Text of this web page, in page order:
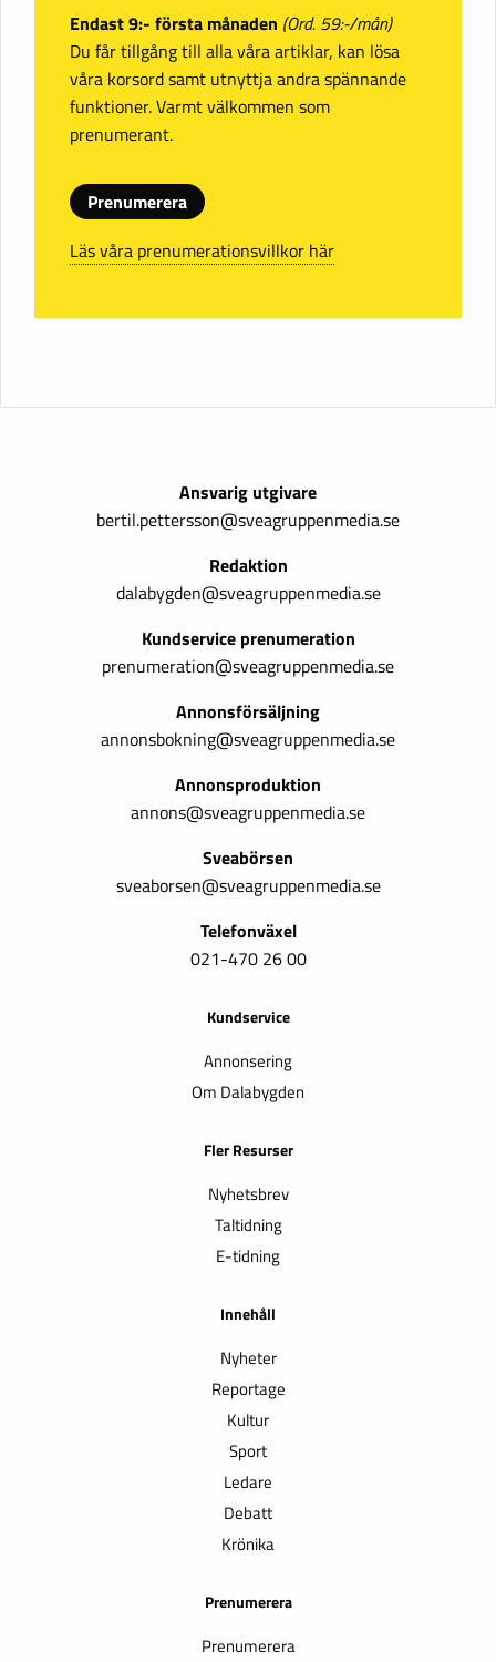
Endast 9:- första månaden (Ord. 59:-/mån)
Du får tillgång till alla våra artiklar, kan lösa
våra korsord samt utnyttja andra spännande
funktioner. Varmt välkommen som
prenumerant.
Prenumerera
Läs våra prenumerationsvillkor här
Ansvarig utgivare
bertil.pettersson@sveagruppenmedia.se
Redaktion
dalabygden@sveagruppenmedia.se
Kundservice prenumeration
prenumeration@sveagruppenmedia.se
Annonsförsäljning
annonsbokning@sveagruppenmedia.se
Annonsproduktion
annons@sveagruppenmedia.se
Sveabörsen
sveaborsen@sveagruppenmedia.se
Telefonväxel
021-470 26 00
Kundservice
Annonsering
Om Dalabygden
Fler Resurser
Nyhetsbrev
Taltidning
E-tidning
Innehåll
Nyheter
Reportage
Kultur
Sport
Ledare
Debatt
Krönika
Prenumerera
Prenumerera